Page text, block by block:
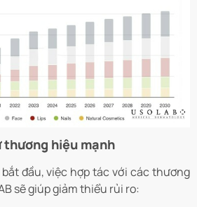
hiệu mạnh
đầu, việc hợp tác với các thương
sẽ giúp giảm thiểu rủi ro: